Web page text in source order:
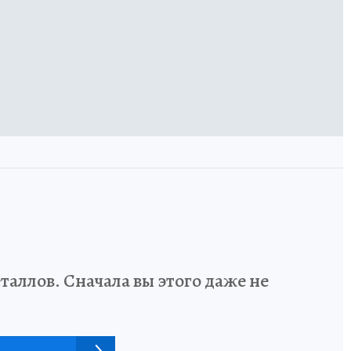
Сначала вы этого даже не